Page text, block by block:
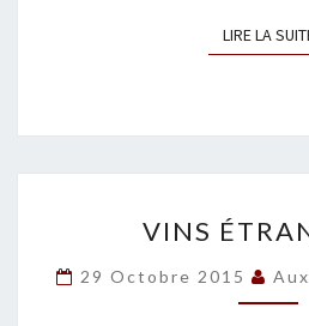
N
E
LIRE LA
I
S
É
VINS
29 Octobre 2015